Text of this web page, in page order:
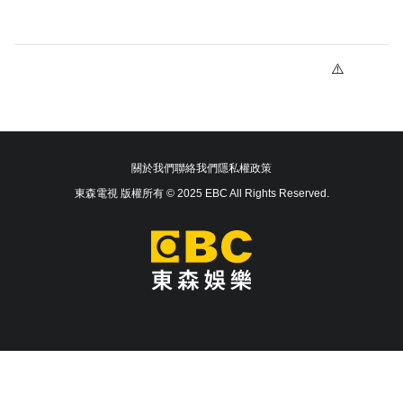
關於我們聯絡我們隱私權政策
東森電視 版權所有 © 2025 EBC All Rights Reserved.